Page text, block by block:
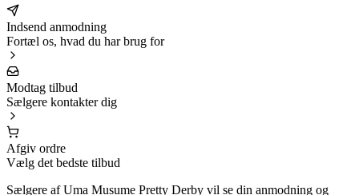
Indsend anmodning
Fortæl os, hvad du har brug for
Modtag tilbud
Sælgere kontakter dig
Afgiv ordre
Vælg det bedste tilbud
Sælgere af Uma Musume Pretty Derby vil se din anmodning og